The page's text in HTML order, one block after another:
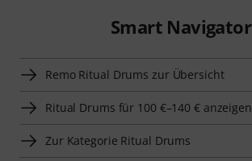
Smart Navigator
Remo Ritual Drums zur Übersicht
Ritual Drums für 100 €–140 € anzeigen
Zur Kategorie Ritual Drums